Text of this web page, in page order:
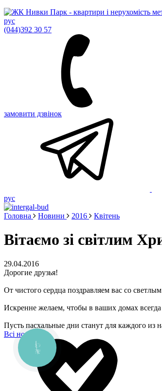
рус
(044)392 30 57
замовити дзвінок
рус
Головна Новини 2016 Квітень
Вітаємо зі світлим
29.04.2016
Дорогие друзья!
От чистого сердца поздравляем вас со
Искренне желаем, чтобы в ваших домах
Пусть пасхальные дни станут для каждого
Всі новини